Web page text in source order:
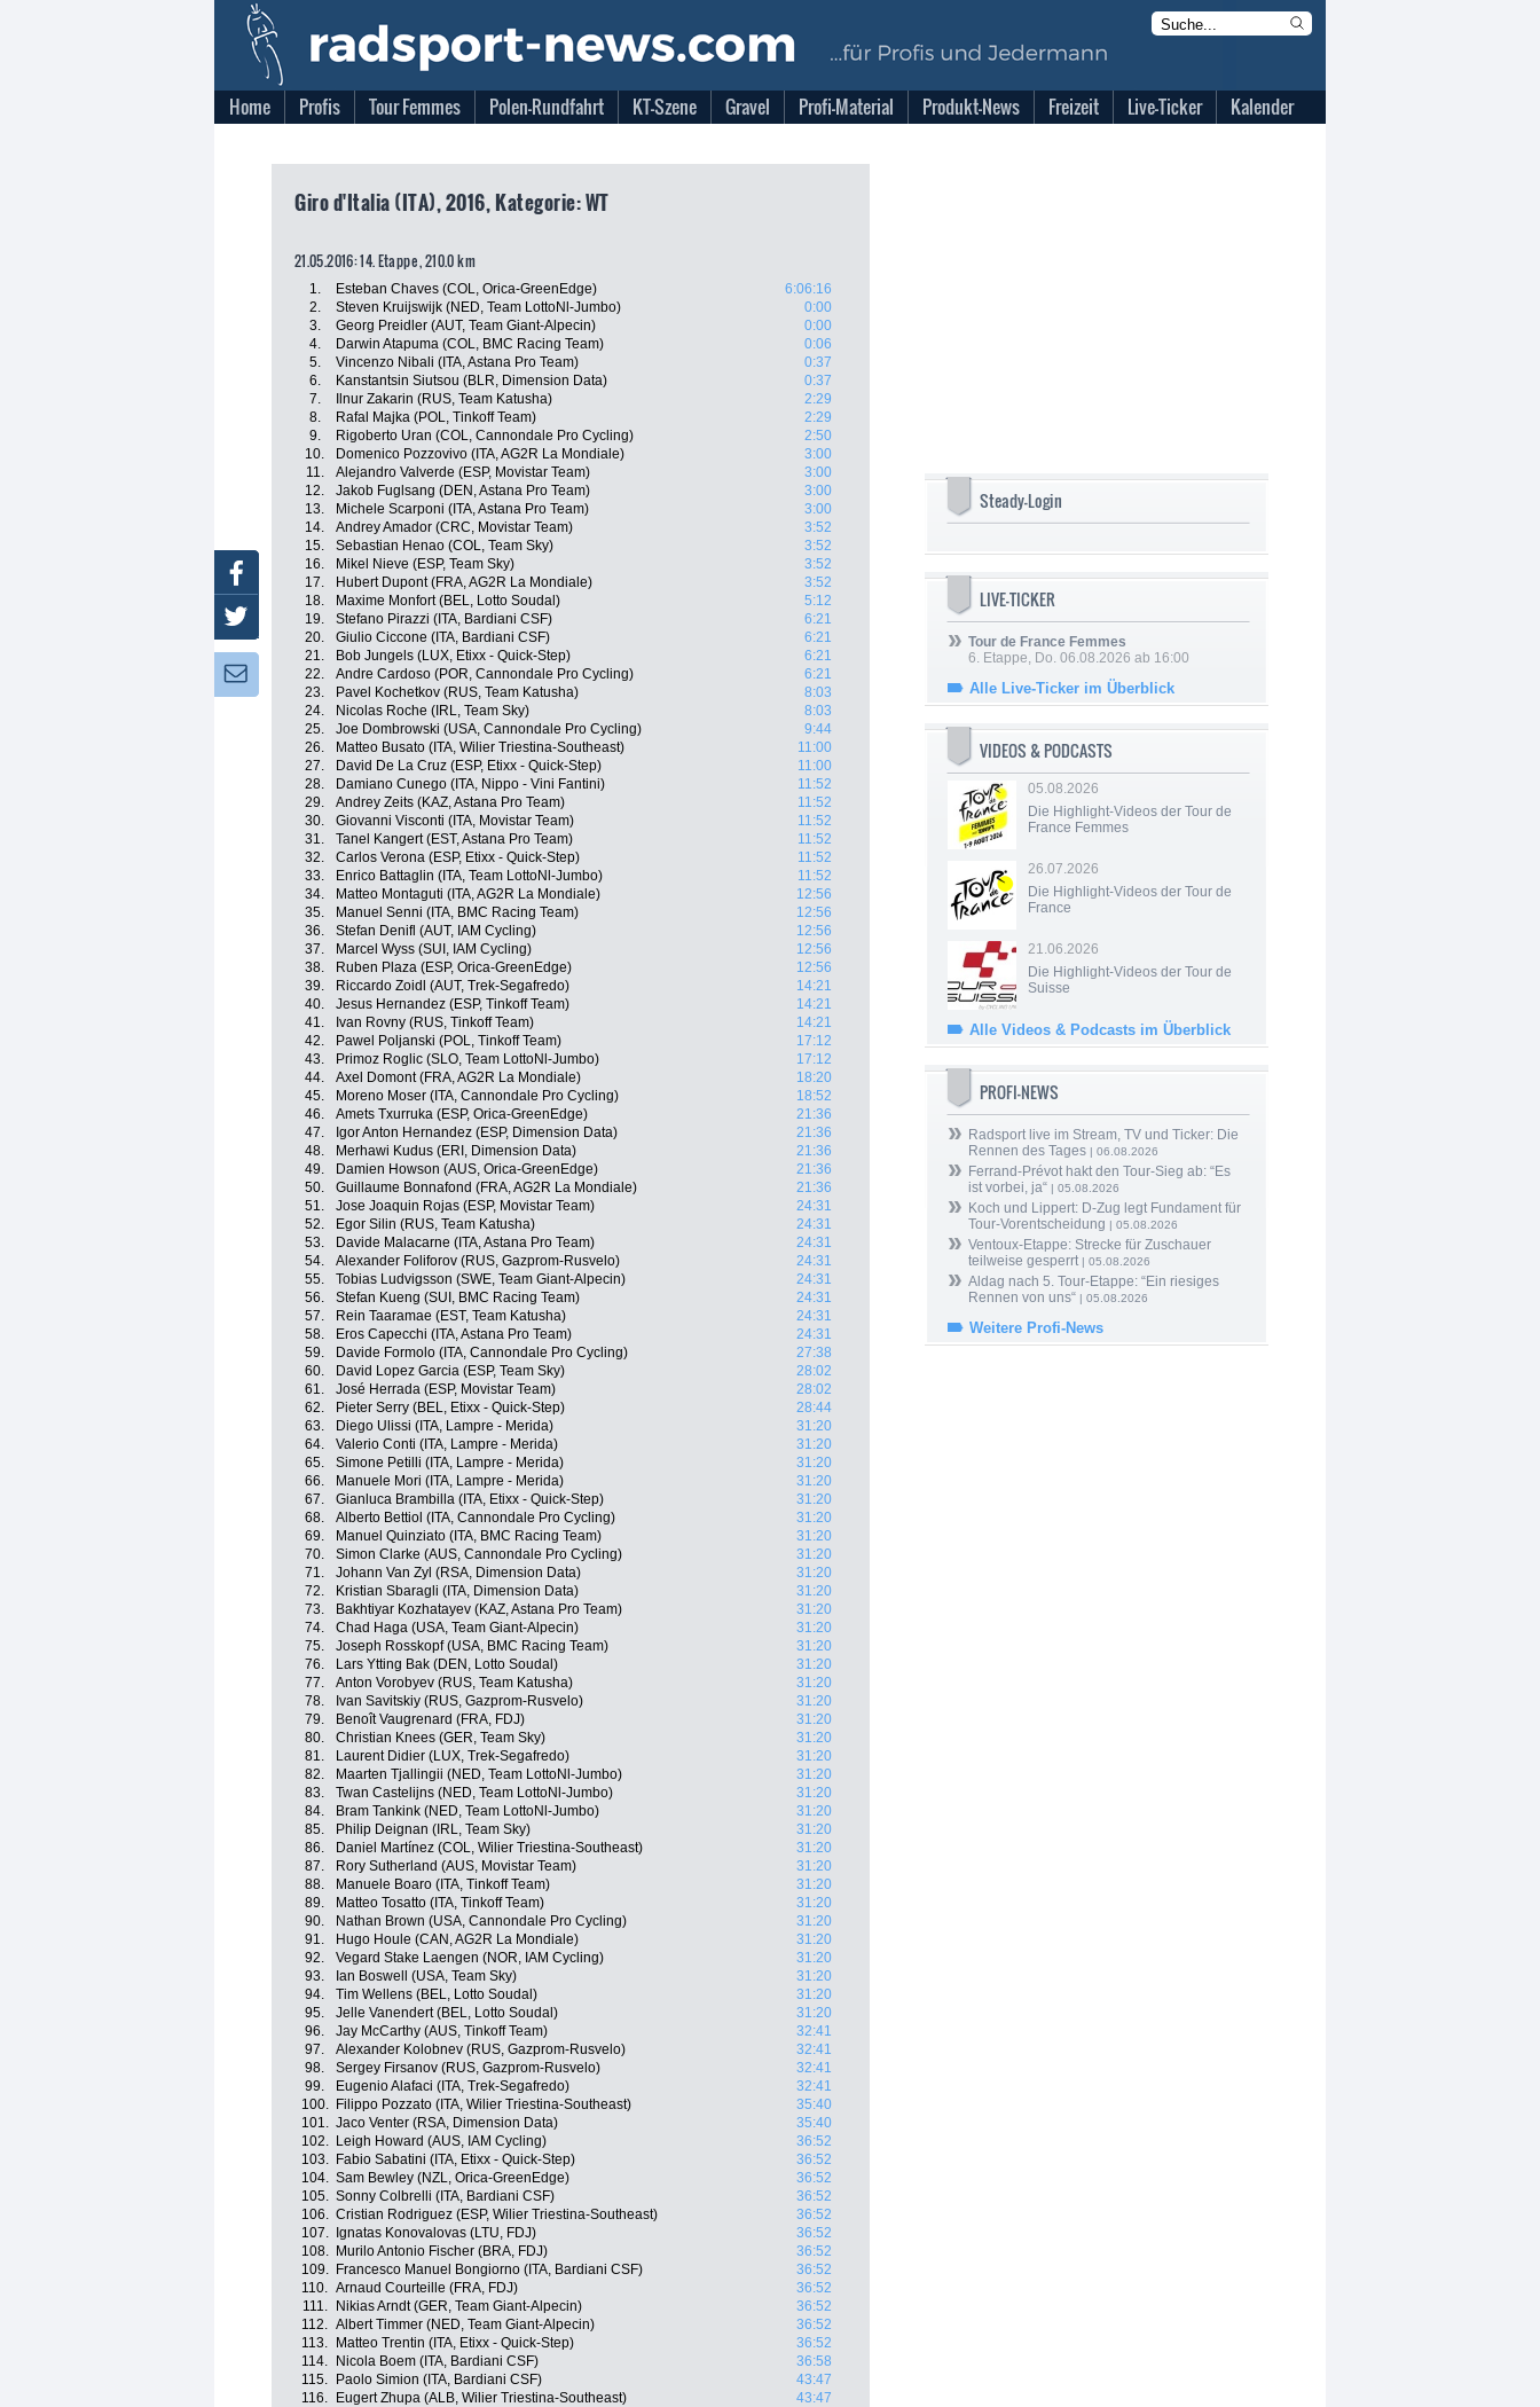
Home Profis Tour Femmes Polen-Rundfahrt KT-Szene Gravel Profi-Material Produkt-News Freizeit Live-Ticker Kalender
Giro d'Italia (ITA), 2016, Kategorie: WT
21.05.2016: 14. Etappe , 210.0 km
1. Esteban Chaves (COL, Orica-GreenEdge)
6:06:16
2.
Steven Kruijswijk (NED, Team LottoNl-Jumbo)
0:00
3.
Georg Preidler (AUT, Team Giant-Alpecin)
0:00
4.
Darwin Atapuma (COL, BMC Racing Team)
0:06
5.
Vincenzo Nibali (ITA, Astana Pro Team)
0:37
6.
Kanstantsin Siutsou (BLR, Dimension Data)
0:37
7.
Ilnur Zakarin (RUS, Team Katusha)
2:29
8.
Rafal Majka (POL, Tinkoff Team)
2:29
9.
Rigoberto Uran (COL, Cannondale Pro Cycling)
2:50
10.
Domenico Pozzovivo (ITA, AG2R La Mondiale)
3:00
11.
Alejandro Valverde (ESP, Movistar Team)
3:00
12.
Jakob Fuglsang (DEN, Astana Pro Team)
3:00
13.
Michele Scarponi (ITA, Astana Pro Team)
3:00
14.
Andrey Amador (CRC, Movistar Team)
3:52
15.
Sebastian Henao (COL, Team Sky)
3:52
16.
Mikel Nieve (ESP, Team Sky)
3:52
17.
Hubert Dupont (FRA, AG2R La Mondiale)
3:52
18.
Maxime Monfort (BEL, Lotto Soudal)
5:12
19.
Stefano Pirazzi (ITA, Bardiani CSF)
6:21
20.
Giulio Ciccone (ITA, Bardiani CSF)
6:21
21.
Bob Jungels (LUX, Etixx - Quick-Step)
6:21
22.
Andre Cardoso (POR, Cannondale Pro Cycling)
6:21
23.
Pavel Kochetkov (RUS, Team Katusha)
8:03
24.
Nicolas Roche (IRL, Team Sky)
8:03
25.
Joe Dombrowski (USA, Cannondale Pro Cycling)
9:44
26.
Matteo Busato (ITA, Wilier Triestina-Southeast)
11:00
27.
David De La Cruz (ESP, Etixx - Quick-Step)
11:00
28.
Damiano Cunego (ITA, Nippo - Vini Fantini)
11:52
29.
Andrey Zeits (KAZ, Astana Pro Team)
11:52
30.
Giovanni Visconti (ITA, Movistar Team)
11:52
31.
Tanel Kangert (EST, Astana Pro Team)
11:52
32.
Carlos Verona (ESP, Etixx - Quick-Step)
11:52
33.
Enrico Battaglin (ITA, Team LottoNl-Jumbo)
11:52
34.
Matteo Montaguti (ITA, AG2R La Mondiale)
12:56
35.
Manuel Senni (ITA, BMC Racing Team)
12:56
36.
Stefan Denifl (AUT, IAM Cycling)
12:56
37.
Marcel Wyss (SUI, IAM Cycling)
12:56
38.
Ruben Plaza (ESP, Orica-GreenEdge)
12:56
39.
Riccardo Zoidl (AUT, Trek-Segafredo)
14:21
40.
Jesus Hernandez (ESP, Tinkoff Team)
14:21
41.
Ivan Rovny (RUS, Tinkoff Team)
14:21
42.
Pawel Poljanski (POL, Tinkoff Team)
17:12
43.
Primoz Roglic (SLO, Team LottoNl-Jumbo)
17:12
44.
Axel Domont (FRA, AG2R La Mondiale)
18:20
45.
Moreno Moser (ITA, Cannondale Pro Cycling)
18:52
46.
Amets Txurruka (ESP, Orica-GreenEdge)
21:36
47.
Igor Anton Hernandez (ESP, Dimension Data)
21:36
48.
Merhawi Kudus (ERI, Dimension Data)
21:36
49.
Damien Howson (AUS, Orica-GreenEdge)
21:36
50.
Guillaume Bonnafond (FRA, AG2R La Mondiale)
21:36
51.
Jose Joaquin Rojas (ESP, Movistar Team)
24:31
52.
Egor Silin (RUS, Team Katusha)
24:31
53.
Davide Malacarne (ITA, Astana Pro Team)
24:31
54.
Alexander Foliforov (RUS, Gazprom-Rusvelo)
24:31
55.
Tobias Ludvigsson (SWE, Team Giant-Alpecin)
24:31
56.
Stefan Kueng (SUI, BMC Racing Team)
24:31
57.
Rein Taaramae (EST, Team Katusha)
24:31
58.
Eros Capecchi (ITA, Astana Pro Team)
24:31
59.
Davide Formolo (ITA, Cannondale Pro Cycling)
27:38
60.
David Lopez Garcia (ESP, Team Sky)
28:02
61.
José Herrada (ESP, Movistar Team)
28:02
62.
Pieter Serry (BEL, Etixx - Quick-Step)
28:44
63.
Diego Ulissi (ITA, Lampre - Merida)
31:20
64.
Valerio Conti (ITA, Lampre - Merida)
31:20
65.
Simone Petilli (ITA, Lampre - Merida)
31:20
66.
Manuele Mori (ITA, Lampre - Merida)
31:20
67.
Gianluca Brambilla (ITA, Etixx - Quick-Step)
31:20
68.
Alberto Bettiol (ITA, Cannondale Pro Cycling)
31:20
69.
Manuel Quinziato (ITA, BMC Racing Team)
31:20
70.
Simon Clarke (AUS, Cannondale Pro Cycling)
31:20
71.
Johann Van Zyl (RSA, Dimension Data)
31:20
72.
Kristian Sbaragli (ITA, Dimension Data)
31:20
73.
Bakhtiyar Kozhatayev (KAZ, Astana Pro Team)
31:20
74.
Chad Haga (USA, Team Giant-Alpecin)
31:20
75.
Joseph Rosskopf (USA, BMC Racing Team)
31:20
76.
Lars Ytting Bak (DEN, Lotto Soudal)
31:20
77.
Anton Vorobyev (RUS, Team Katusha)
31:20
78.
Ivan Savitskiy (RUS, Gazprom-Rusvelo)
31:20
79.
Benoît Vaugrenard (FRA, FDJ)
31:20
80.
Christian Knees (GER, Team Sky)
31:20
81.
Laurent Didier (LUX, Trek-Segafredo)
31:20
82.
Maarten Tjallingii (NED, Team LottoNl-Jumbo)
31:20
83.
Twan Castelijns (NED, Team LottoNl-Jumbo)
31:20
84.
Bram Tankink (NED, Team LottoNl-Jumbo)
31:20
85.
Philip Deignan (IRL, Team Sky)
31:20
86.
Daniel Martínez (COL, Wilier Triestina-Southeast)
31:20
87.
Rory Sutherland (AUS, Movistar Team)
31:20
88.
Manuele Boaro (ITA, Tinkoff Team)
31:20
89.
Matteo Tosatto (ITA, Tinkoff Team)
31:20
90.
Nathan Brown (USA, Cannondale Pro Cycling)
31:20
91.
Hugo Houle (CAN, AG2R La Mondiale)
31:20
92.
Vegard Stake Laengen (NOR, IAM Cycling)
31:20
93.
Ian Boswell (USA, Team Sky)
31:20
94.
Tim Wellens (BEL, Lotto Soudal)
31:20
95.
Jelle Vanendert (BEL, Lotto Soudal)
31:20
96.
Jay McCarthy (AUS, Tinkoff Team)
32:41
97.
Alexander Kolobnev (RUS, Gazprom-Rusvelo)
32:41
98.
Sergey Firsanov (RUS, Gazprom-Rusvelo)
32:41
99.
Eugenio Alafaci (ITA, Trek-Segafredo)
32:41
100.
Filippo Pozzato (ITA, Wilier Triestina-Southeast)
35:40
101. Jaco Venter (RSA, Dimension Data)
35:40
102.
Leigh Howard (AUS, IAM Cycling)
36:52
103.
Fabio Sabatini (ITA, Etixx - Quick-Step)
36:52
104. Sam Bewley (NZL, Orica-GreenEdge)
36:52
105. Sonny Colbrelli (ITA, Bardiani CSF)
36:52
106. Cristian Rodriguez (ESP, Wilier Triestina-Southeast)
36:52
107.
Ignatas Konovalovas (LTU, FDJ)
36:52
108.
Murilo Antonio Fischer (BRA, FDJ)
36:52
109.
Francesco Manuel Bongiorno (ITA, Bardiani CSF)
36:52
110. Arnaud Courteille (FRA, FDJ)
36:52
111.
Nikias Arndt (GER, Team Giant-Alpecin)
36:52
112. Albert Timmer (NED, Team Giant-Alpecin)
36:52
113.
Matteo Trentin (ITA, Etixx - Quick-Step)
36:52
114.
Nicola Boem (ITA, Bardiani CSF)
36:58
115.
Paolo Simion (ITA, Bardiani CSF)
43:47
116.
Eugert Zhupa (ALB, Wilier Triestina-Southeast)
43:47
Steady-Login
LIVE-TICKER
Tour de France Femmes
6. Etappe, Do. 06.08.2026 ab 16:00
Alle Live-Ticker im Überblick
VIDEOS & PODCASTS
05.08.2026
Die Highlight-Videos der Tour de
France Femmes
26.07.2026
Die Highlight-Videos der Tour de
France
21.06.2026
Die Highlight-Videos der Tour de
Suisse
Alle Videos & Podcasts im Überblick
PROFI-NEWS
Radsport live im Stream, TV und Ticker: Die
Rennen des Tages | 06.08.2026
Ferrand-Prévot hakt den Tour-Sieg ab: “Es
ist vorbei, ja“ | 05.08.2026
Koch und Lippert: D-Zug legt Fundament für
Tour-Vorentscheidung | 05.08.2026
Ventoux-Etappe: Strecke für Zuschauer
teilweise gesperrt| 05.08.2026
Aldag nach 5. Tour-Etappe: “Ein riesiges
Rennen von uns“ | 05.08.2026
Weitere Profi-News
Facebook
Twitter
Newsletter: